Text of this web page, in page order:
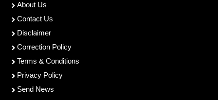
About Us
Contact Us
Disclaimer
Correction Policy
Terms & Conditions
Privacy Policy
Send News